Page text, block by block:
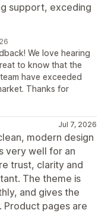
support, exceding
We love hearing
to know that the
have exceeded
Thanks for
Jul 7, 2026
modern design
very well for an
trust, clarity and
The theme is
and gives the
Product pages are